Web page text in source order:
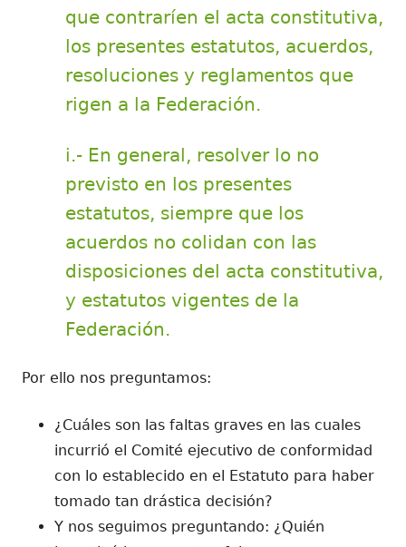
que contraríen el acta constitutiva,
los presentes estatutos, acuerdos,
resoluciones y reglamentos que
rigen a la Federación.
i.- En general, resolver lo no
previsto en los presentes
estatutos, siempre que los
acuerdos no colidan con las
disposiciones del acta constitutiva,
y estatutos vigentes de la
Federación.
Por ello nos preguntamos:
¿Cuáles son las faltas graves en las cuales
incurrió el Comité ejecutivo de conformidad
con lo establecido en el Estatuto para haber
tomado tan drástica decisión?
Y nos seguimos preguntando: ¿Quién